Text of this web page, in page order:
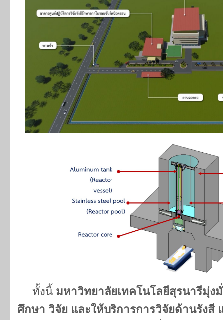
ทั้งนี้ มหาวิทยาลัยเทคโนโลยีสุรนารีมุ่ง
ศึกษา วิจัย และให้บริการการวิจัยด้านรังสี